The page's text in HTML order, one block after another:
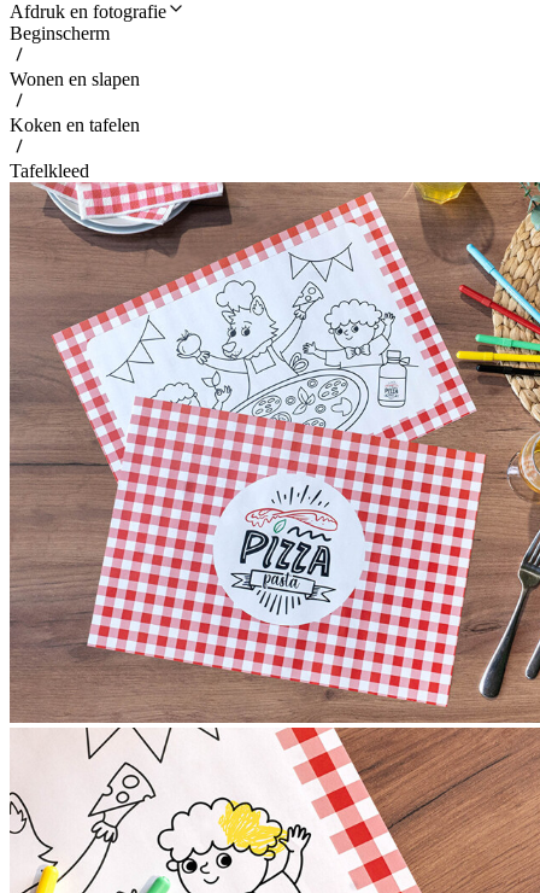
Afdruk en fotografie
Beginscherm
Wonen en slapen
Koken en tafelen
Tafelkleed